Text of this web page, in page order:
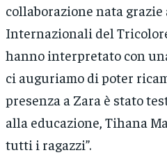
collaborazione nata
Internazionali del
hanno interpretato con
ci auguriamo di poter
presenza a Zara è stato
alla educazione, Tihana
tutti i ragazzi”.